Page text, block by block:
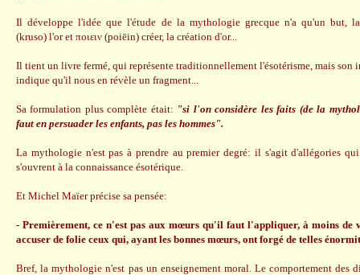
Il développe l'idée que l'étude de la mythologie grecque n'a qu'un but,
(kruso) l'or et ποιειν (poiēin) créer, la création d'or...
Il tient un livre fermé, qui représente traditionnellement l'ésotérisme, mais son
indique qu'il nous en révèle un fragment...
Sa formulation plus complète était: "si l'on considère les faits (de la
faut en persuader les enfants, pas les hommes".
La mythologie n'est pas à prendre au premier degré: il s'agit d'allégories
s'ouvrent à la connaissance ésotérique.
Et Michel Maïer précise sa pensée:
- Premièrement, ce n'est pas aux mœurs qu'il faut l'appliquer, à moins
accuser de folie ceux qui, ayant les bonnes mœurs, ont forgé de telles
Bref, la mythologie n'est pas un enseignement moral. Le comportement des